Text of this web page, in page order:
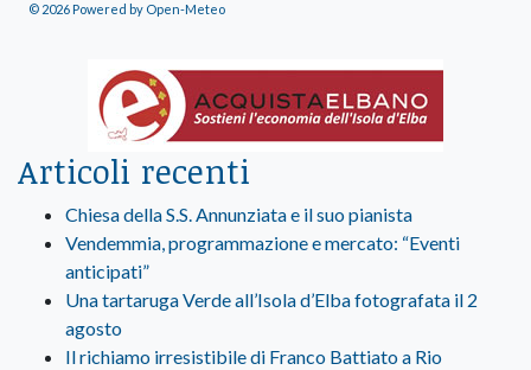
© 2026 Powered by Open-Meteo
Articoli recenti
Chiesa della S.S. Annunziata e il suo pianista
Vendemmia, programmazione e mercato: “Eventi
anticipati”
Una tartaruga Verde all’Isola d’Elba fotografata il 2
agosto
Il richiamo irresistibile di Franco Battiato a Rio